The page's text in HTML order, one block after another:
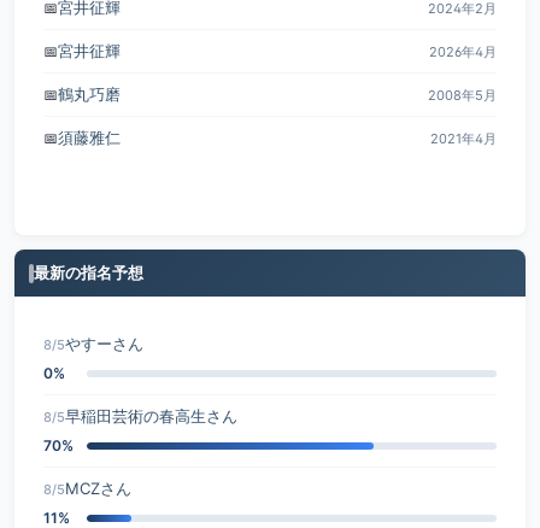
📅宮井征輝 2024年2月
📅宮井征輝 2026年4月
📅鶴丸巧磨 2008年5月
📅須藤雅仁 2021年4月
最新の指名予想
8/5やすーさん
0%
8/5早稲田芸術の春高生さん
70%
8/5MCZさん
11%